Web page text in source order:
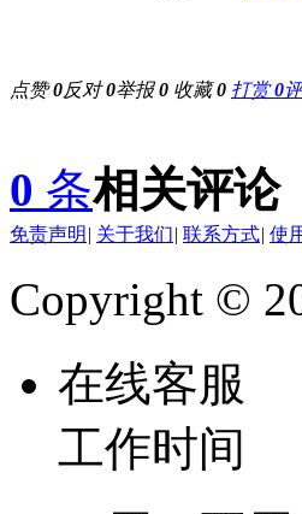
点赞0反对0举报0 收藏0 打赏0
0 条相关评论
免责声明 | 关于我们| 联系方式| 使
Copyright ©
在线客服
工作时间